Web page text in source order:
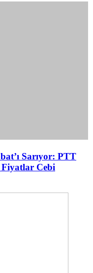
Sarıyor: PTT
Fiyatlar Cebi